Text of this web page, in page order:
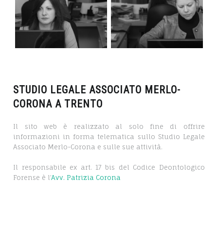
STUDIO LEGALE ASSOCIATO MERLO-
CORONA A TRENTO
Il sito web è realizzato al solo fine di offrire
informazioni in forma telematica sullo Studio Legale
Associato Merlo-Corona e sulle sue attività.
Il responsabile ex art. 17 bis del Codice Deontologico
Forense è l’Avv. Patrizia Corona